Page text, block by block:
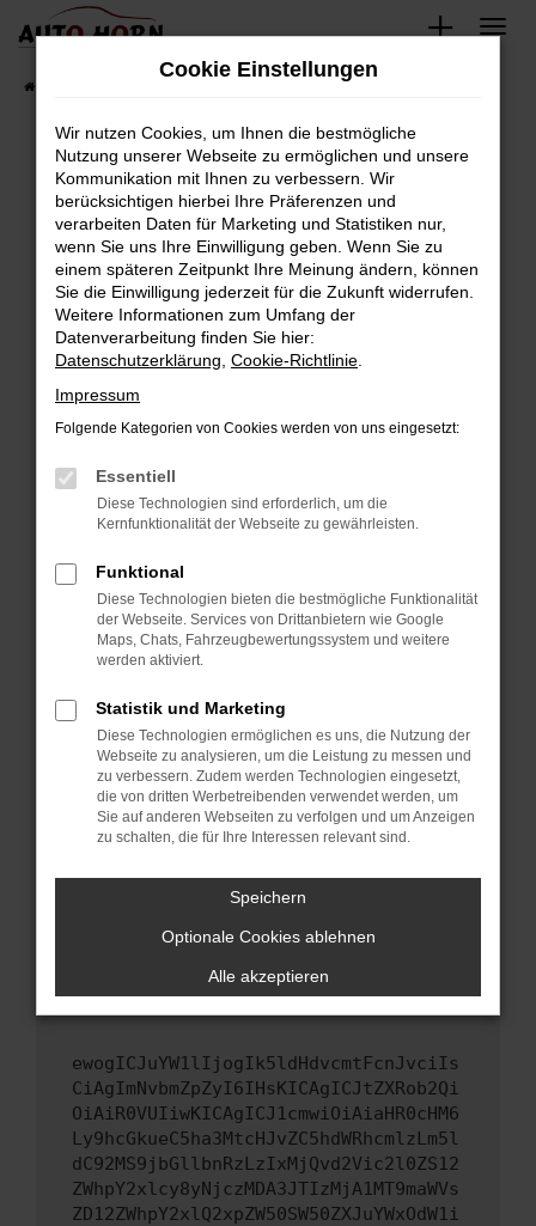
Zum
springen
Fahrzeugbestand
Fehler: Network Error
Beim Laden ist ein Fehler aufgetreten.
Hier sind ein paar Tipps, die dir helfen können:
Überprüfe deine Firewall und deine
Internetverbindung.
Laden andere Webseiten, zum Beispiel deine
Suchmaschine?
Prüfe deine Browsererweiterungen.
können das Laden bestimmter Seiten
verhindern. Funktioniert die Seite in einem
anderen Browser oder in einem privaten
Starte dein Gerät neu.
Das kann manchmal helfen, vorübergehende
Probleme zu beheben.
Betriebssystem auf dem neuesten Stand
sind.
Veraltete Software birgt nicht nur ein
Sicherheitsrisiko, sondern kann auch dazu
führen, dass bestimmte Funktionen nicht mehr
unterstützt werden.
Wende dich an den Webseitenbetreiber.
Wenn du alle oben genannten Schritte versucht
hast, kontaktiere uns bitte. Wir werden
versuchen, das Problem zu beheben. Du kannst
uns diesen Text schicken, um uns bei der
ewogICJuYW1lIjogIk5ldHdvcmtFcnJvciIs
CiAgImNvbmZpZyI6IHsKICAgICJtZXRob2Qi
OiAiR0VUIiwKICAgICJ1cmwiOiAiaHR0cHM6
Ly9hcGkueC5ha3MtcHJvZC5hdWRhcmlzLm5l
dC92MS9jbGllbnRzLzIxMjQvd2Vic2l0ZS12
ZWhpY2xlcy8yNjczMDA3JTIzMjA1MT9maWVs
ZD12ZWhpY2xlQ2xpZW50SW50ZXJuYWxOdW1i
Cookie Einstellungen
Wir nutzen Cookies, um Ihnen die bestmögliche
Nutzung unserer Webseite zu ermöglichen und unsere
Kommunikation mit Ihnen zu verbessern. Wir
berücksichtigen hierbei Ihre Präferenzen und
verarbeiten Daten für Marketing und Statistiken nur,
wenn Sie uns Ihre Einwilligung geben. Wenn Sie zu
einem späteren Zeitpunkt Ihre Meinung ändern, können
Sie die Einwilligung jederzeit für die Zukunft widerrufen.
Weitere Informationen zum Umfang der
Datenverarbeitung finden Sie hier:
Datenschutzerklärung Cookie-Richtlinie
Impressum
Folgende Kategorien von Cookies werden von uns eingesetzt:
Essentiell
Diese Technologien sind erforderlich, um die
Kernfunktionalität der Webseite zu gewährleisten.
Funktional
Diese Technologien bieten die bestmögliche Funktionalität
der Webseite. Services von Drittanbietern wie Google
Maps, Chats, Fahrzeugbewertungssystem und weitere
werden aktiviert.
Statistik und Marketing
Diese Technologien ermöglichen es uns, die Nutzung der
Webseite zu analysieren, um die Leistung zu messen und
zu verbessern. Zudem werden Technologien eingesetzt,
die von dritten Werbetreibenden verwendet werden, um
Sie auf anderen Webseiten zu verfolgen und um Anzeigen
zu schalten, die für Ihre Interessen relevant sind.
Speichern
Optionale Cookies ablehnen
Alle akzeptieren